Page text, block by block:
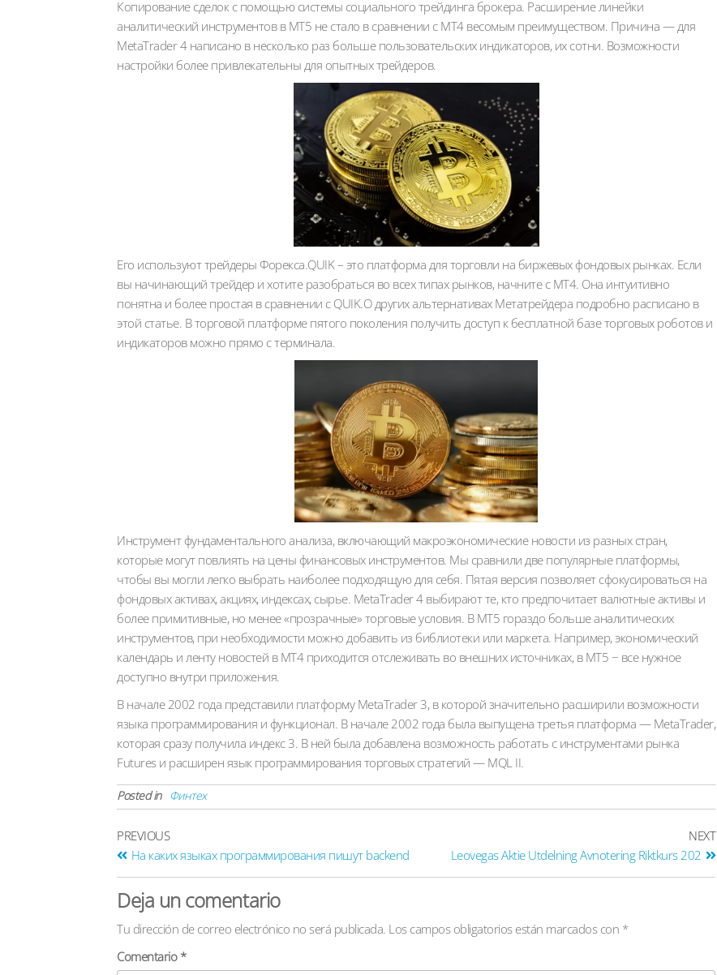
Копирование сделок с помощью системы социального трейдинга брокера. Расширение линейки
аналитический инструментов в МТ5 не стало в сравнении с МТ4 весомым преимуществом. Причина — для
MetaTrader 4 написано в несколько раз больше пользовательских индикаторов, их сотни. Возможности
настройки более привлекательны для опытных трейдеров.
Его используют трейдеры Форекса.QUIK – это платформа для торговли на биржевых фондовых рынках. Если
вы начинающий трейдер и хотите разобраться во всех типах рынков, начните с МТ4. Она интуитивно
понятна и более простая в сравнении с QUIK.О других альтернативах Метатрейдера подробно расписано в
этой статье. В торговой платформе пятого поколения получить доступ к бесплатной базе торговых роботов и
индикаторов можно прямо с терминала.
Инструмент фундаментального анализа, включающий макроэкономические новости из разных стран,
которые могут повлиять на цены финансовых инструментов. Мы сравнили две популярные платформы,
чтобы вы могли легко выбрать наиболее подходящую для себя. Пятая версия позволяет сфокусироваться на
фондовых активах, акциях, индексах, сырье. MetaTrader 4 выбирают те, кто предпочитает валютные активы и
более примитивные, но менее «прозрачные» торговые условия. В МТ5 гораздо больше аналитических
инструментов, при необходимости можно добавить из библиотеки или маркета. Например, экономический
календарь и ленту новостей в MT4 приходится отслеживать во внешних источниках, в MT5 − все нужное
доступно внутри приложения.
В начале 2002 года представили платформу MetaTrader 3, в которой значительно расширили возможности
языка программирования и функционал. В начале 2002 года была выпущена третья платформа — MetaTrader,
которая сразу получила индекс 3. В ней была добавлена возможность работать с инструментами рынка
Futures и расширен язык программирования торговых стратегий — MQL II.
Posted in Финтех
PREVIOUS
На каких языках программирования пишут backend
NEXT
Leovegas Aktie Utdelning Avnotering Riktkurs 202
Deja un comentario
Tu dirección de correo electrónico no será publicada. Los campos obligatorios están marcados con *
Comentario *